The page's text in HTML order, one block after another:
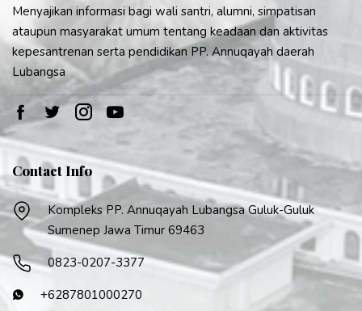
Menyajikan informasi bagi wali santri, alumni, simpatisan
ataupun masyarakat umum tentang keadaan dan aktivitas
kepesantrenan serta pendidikan PP. Annuqayah daerah
Lubangsa
Contact Info
Kompleks PP. Annuqayah Lubangsa Guluk-Guluk
Sumenep Jawa Timur 69463
0823-0207-3377
+6287801000270